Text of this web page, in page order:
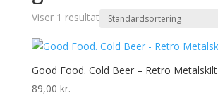
Viser 1 resultat
Good Food. Cold Beer – Retro Metalskilt
89,00 kr.